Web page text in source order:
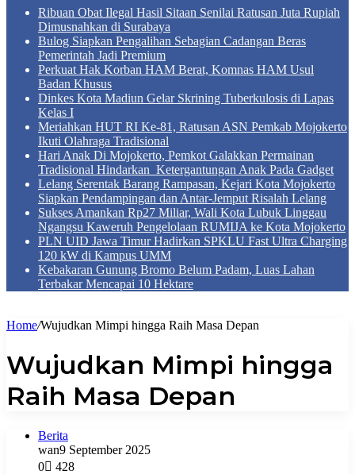
Ribuan Obat Ilegal Hasil Sitaan Senilai Ratusan Juta Rupiah
Dimusnahkan di Surabaya
Bulog Siapkan Pengalihan Sebagian Cadangan Beras
Pemerintah Jadi Premium
Perkuat Hak Korban HAM Berat, Komnas HAM Usul
Badan Khusus
Dinkes Kota Madiun Gelar Skrining Tuberkulosis di Lapas
Kelas I
Meriahkan HUT RI Ke-81, Ratusan ASN Pemkab Mojokerto
Ikuti Olahraga Tradisional
Hari Anak Di Mojokerto, Pemkot Galakkan Permainan
Tradisional Hindarkan Ketergantungan Anak Pada Gadget
Lelang Serentak Barang Rampasan, Kejari Kota Mojokerto
Siapkan Pendampingan dan Antar-Jemput Risalah Lelang
Sukses Amankan Rp27 Miliar, Wali Kota Lubuk Linggau
Ngangsu Kaweruh Pengelolaan RUMIJA ke Kota Mojokerto
PLN UID Jawa Timur Hadirkan SPKLU Fast Ultra Charging
120 kW di Kampus UMM
Kebakaran Gunung Bromo Belum Padam, Luas Lahan
Terbakar Mencapai 10 Hektare
Home/Wujudkan Mimpi hingga Raih Masa Depan
Wujudkan Mimpi hingga
Raih Masa Depan
Berita
wan9 September 2025
0
428